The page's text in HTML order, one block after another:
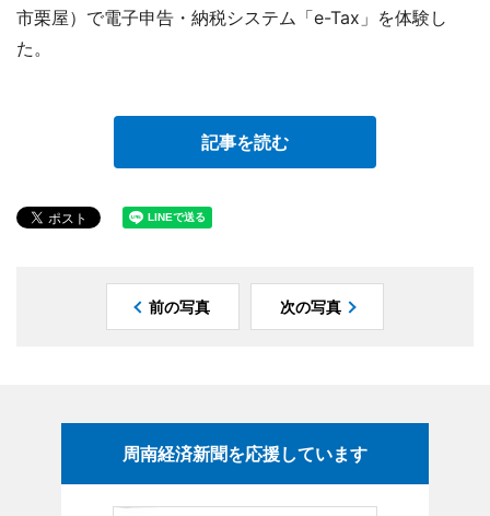
市栗屋）で電子申告・納税システム「e-Tax」を体験し
た。
記事を読む
前の写真 次の写真
周南経済新聞を応援しています